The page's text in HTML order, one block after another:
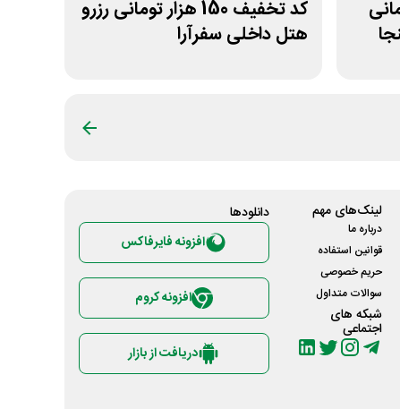
تومانی
کد تخفیف 150 هزار تومانی رزرو
هتل داخلی سفرآرا
لینک‌های مهم
درباره ما
قوانین استفاده
حریم خصوصی
سوالات متداول
شبکه های
اجتماعی
دانلود‌ها
افزونه فایرفاکس
افزونه کروم
دریافت از بازار